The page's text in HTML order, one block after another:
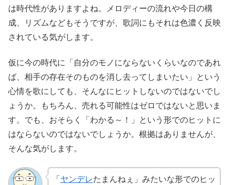
は時代性がありますよね。メロディーの流れや今日の構
成、リズムなどもそうですが、歌詞にもそれは色濃く反映
されている気がします。
仮に今の時代に「自分のモノにならないくらいなのであれ
ば、相手の存在そのものを消し去ってしまいたい」という
心情を歌にしても、そんなにヒットしないのではないでし
ょうか。もちろん、売れる可能性はゼロではないと思いま
す。でも、おそらく「わかる～！」という形でのヒットに
はならないのではないでしょうか。根拠はありませんが、
そんな気がします。
「ヤンデレたまんねぇ」みたいな形でのヒッ